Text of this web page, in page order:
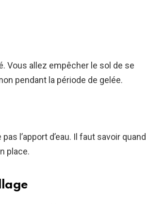
Vous allez empêcher le sol de se
pendant la période de gelée.
l’apport d’eau. Il faut savoir quand
place.